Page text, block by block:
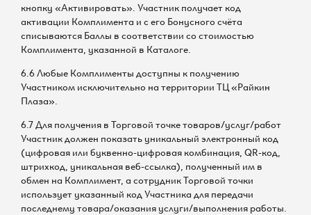
кнопку «Активировать». Участник получает код
активации Комплимента и с его Бонусного счёта
списываются Баллы в соответствии со стоимостью
Комплимента, указанной в Каталоге.
6.6 Любые Комплименты доступны к получению
Участником исключительно на территории ТЦ «Райкин
Плаза».
6.7 Для получения в Торговой точке товаров/услуг/работ
Участник должен показать уникальный электронный код
(цифровая или буквенно-цифровая комбинация, QR-код,
штрихкод, уникальная веб-ссылка), полученный им в
обмен на Комплимент, а сотрудник Торговой точки
использует указанный код Участника для передачи
последнему товара/оказания услуги/выполнения работы.